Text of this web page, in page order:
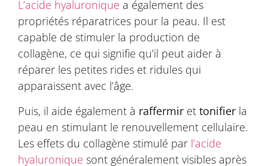
L’acide hyaluronique a également des
propriétés réparatrices pour la peau. Il est
capable de stimuler la production de
collagène, ce qui signifie qu’il peut aider à
réparer les petites rides et ridules qui
apparaissent avec l’âge.
Puis, il aide également à raffermir et tonifier la
peau en stimulant le renouvellement cellulaire.
Les effets du collagène stimulé par l’acide
hyaluronique sont généralement visibles après